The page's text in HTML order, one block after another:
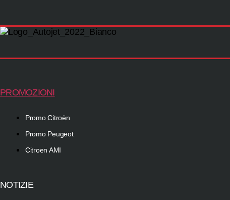
PROMOZIONI
Promo Citroën
Promo Peugeot
Citroen AMI
NOTIZIE